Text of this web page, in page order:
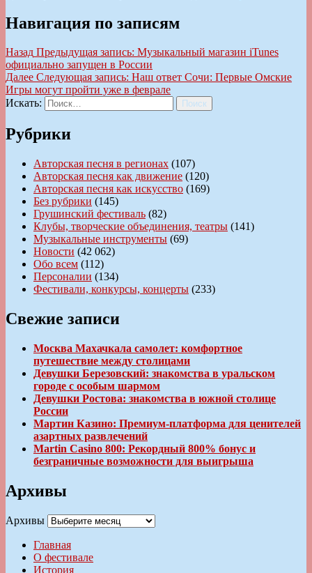
Навигация по записям
Назад Предыдущая запись: Музыкальный магазин iTunes
официально запущен в России
Далее Следующая запись: Наш ответ Сочи: Первые Омские
Игры могут пройти уже в феврале
Искать:
Поиск
Рубрики
Авторская песня в регионах (107)
Авторская песня как движение (120)
Авторская песня как искусство (169)
Без рубрики (145)
Грушинский фестиваль (82)
Клубы, творческие объединения, театры (141)
Музыкальные инструменты (69)
Новости (42 062)
Обо всем (112)
Персоналии (134)
Фестивали, конкурсы, концерты (233)
Свежие записи
Москва Махачкала самолет: комфортное
путешествие между столицами
Девушки Березовский: знакомства в уральском
городе с особым шармом
Девушки Ростова: знакомства в южной столице
России
Мартин Казино: Премиум-платформа для ценителей
азартных развлечений
Martin Casino 800: Рекордный 800% бонус и
безграничные возможности для выигрыша
Архивы
Архивы
Главная
О фестивале
История